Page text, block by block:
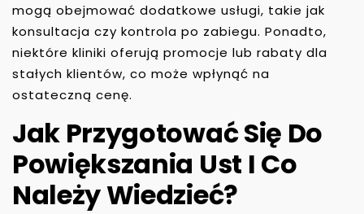
mogą obejmować dodatkowe usługi, takie jak
konsultacja czy kontrola po zabiegu. Ponadto,
niektóre kliniki oferują promocje lub rabaty dla
stałych klientów, co może wpłynąć na
ostateczną cenę.
Jak Przygotować Się Do
Powiększania Ust I Co
Należy Wiedzieć?